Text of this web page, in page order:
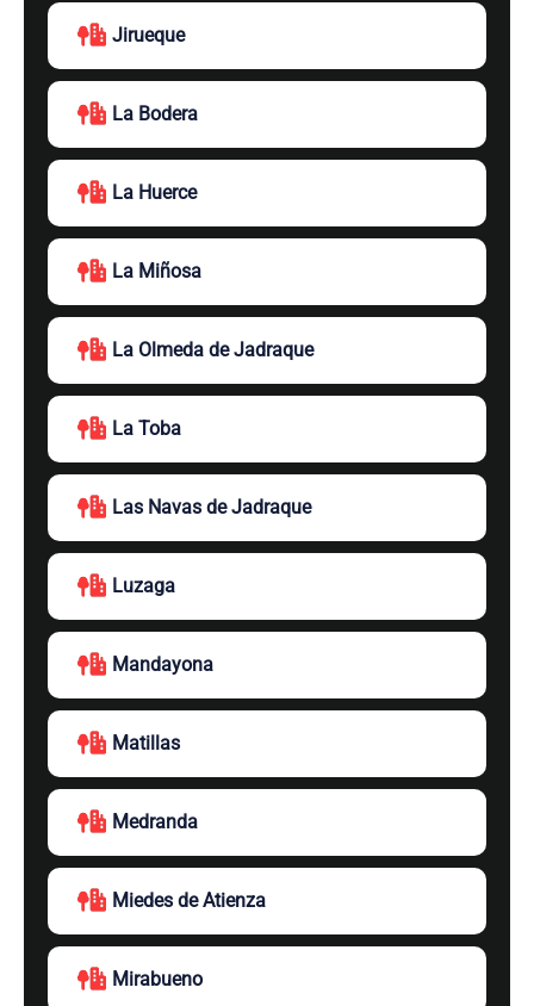
Jirueque
La Bodera
La Huerce
La Miñosa
La Olmeda de Jadraque
La Toba
Las Navas de Jadraque
Luzaga
Mandayona
Matillas
Medranda
Miedes de Atienza
Mirabueno